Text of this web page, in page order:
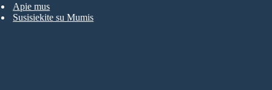
Apie mus
Susisiekite su Mumis